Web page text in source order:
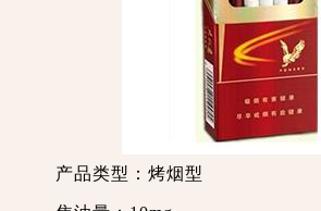
产品类型：烤烟型